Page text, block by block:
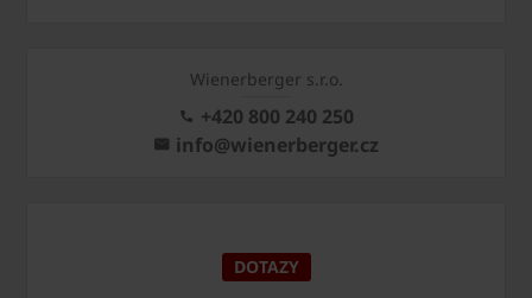
Wienerberger s.r.o.
+420 800 240 250
info@wienerberger.cz
DOTAZY